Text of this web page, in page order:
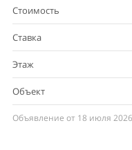
Стоимость
Ставка
Этаж
Объект
Объявление от 18 июля